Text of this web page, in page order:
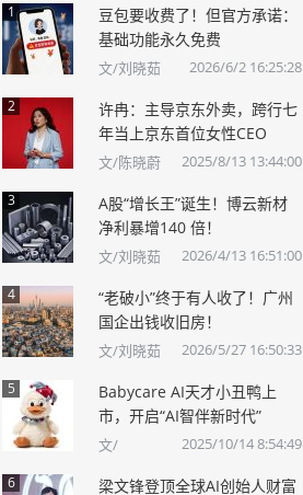
1
豆包要收费了！但官方承诺：
基础功能永久免费
文/刘晓茹 2026/6/2 16:25:28
2
许冉：主导京东外卖，跨行七
年当上京东首位女性CEO
文/陈晓蔚 2025/8/13 13:44:00
3
A股“增长王”诞生！博云新材
净利暴增140 倍！
文/刘晓茹 2026/4/13 16:51:00
4
“老破小”终于有人收了！广州
国企出钱收旧房！
文/刘晓茹 2026/5/27 16:50:33
5
Babycare AI天才小丑鸭上
市，开启“AI智伴新时代”
文/ 2025/10/14 8:54:49
6 梁文锋登顶全球AI创始人财富